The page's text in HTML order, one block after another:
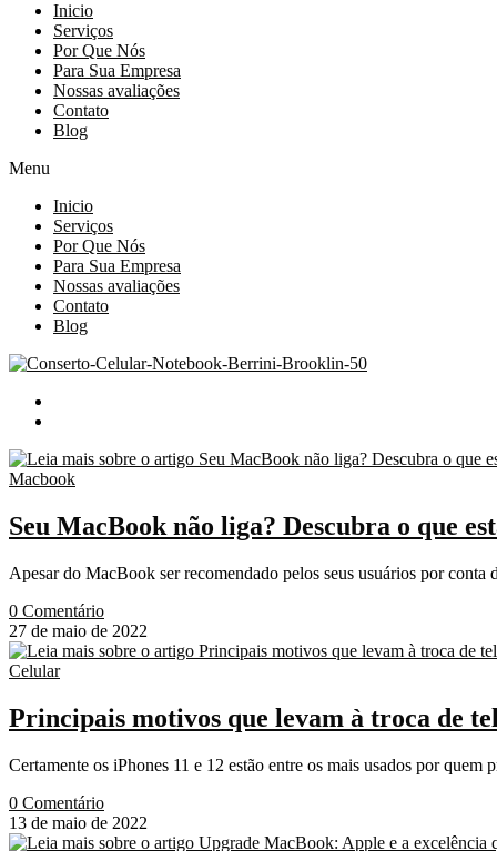
Inicio
Serviços
Por Que Nós
Para Sua Empresa
Nossas avaliações
Contato
Blog
Menu
Inicio
Serviços
Por Que Nós
Para Sua Empresa
Nossas avaliações
Contato
Blog
Macbook
Seu MacBook não liga? Descubra o que
Apesar do MacBook ser recomendado pelos seus usuários por
0 Comentário
27 de maio de 2022
Celular
Principais motivos que levam à troca de
Certamente os iPhones 11 e 12 estão entre os mais usados por
0 Comentário
13 de maio de 2022